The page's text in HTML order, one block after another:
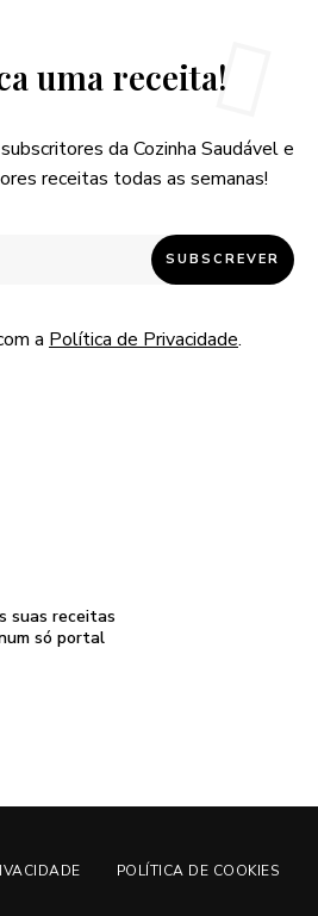
uma receita!
da Cozinha Saudável e
receitas todas as semanas!
a Política de Privacidade.
suas receitas
só portal
POLÍTICA DE COOKIES